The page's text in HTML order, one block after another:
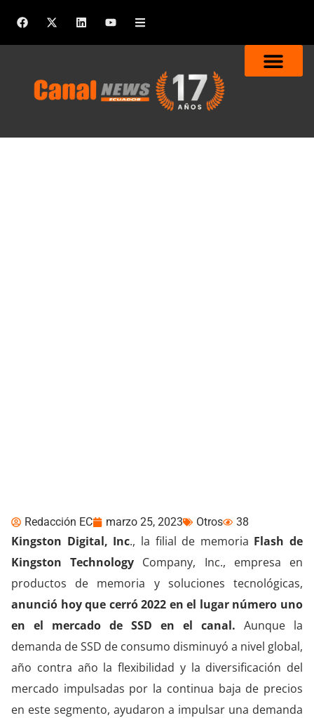
Redacción EC marzo 25, 2023 Otros 38
Kingston Digital, Inc., la filial de memoria Flash de
Kingston Technology Company, Inc., empresa en
productos de memoria y soluciones tecnológicas,
anunció hoy que cerró 2022 en el lugar número uno
en el mercado de SSD en el canal. Aunque la
demanda de SSD de consumo disminuyó a nivel global,
año contra año la flexibilidad y la diversificación del
mercado impulsadas por la continua baja de precios
en este segmento, ayudaron a impulsar una demanda